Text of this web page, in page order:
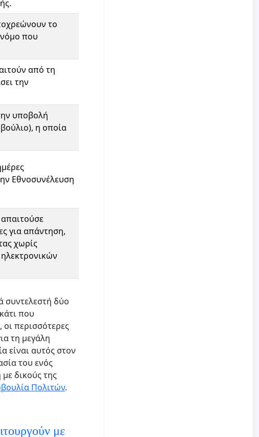
το
νόμο που
από τη
την
υποβολή
η οποία
Εθνοσυνέλευση
για απάντηση,
χωρίς
συντελεστή δύο
που
οι περισσότερες
τη μεγάλη
είναι αυτός στον
του ενός
δικούς της
Πολιτών.
με